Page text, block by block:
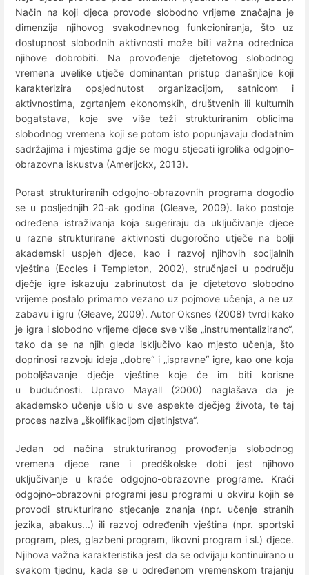
Način na koji djeca provode slobodno vrijeme značajna je
dimenzija njihovog svakodnevnog funkcioniranja, što uz
dostupnost slobodnih aktivnosti može biti važna odrednica
njihove dobrobiti. Na provođenje djetetovog slobodnog
vremena uvelike utječe dominantan pristup današnjice koji
karakterizira opsjednutost organizacijom, satnicom i
aktivnostima, zgrtanjem ekonomskih, društvenih ili kulturnih
bogatstava, koje sve više teži strukturiranim oblicima
slobodnog vremena koji se potom isto popunjavaju dodatnim
sadržajima i mjestima gdje se mogu stjecati igrolika odgojno-
obrazovna iskustva (Amerijckx, 2013).
Porast strukturiranih odgojno-obrazovnih programa dogodio
se u posljednjih 20-ak godina (Gleave, 2009). Iako postoje
određena istraživanja koja sugeriraju da uključivanje djece
u razne strukturirane aktivnosti dugoročno utječe na bolji
akademski uspjeh djece, kao i razvoj njihovih socijalnih
vještina (Eccles i Templeton, 2002), stručnjaci u području
dječje igre iskazuju zabrinutost da je djetetovo slobodno
vrijeme postalo primarno vezano uz pojmove učenja, a ne uz
zabavu i igru (Gleave, 2009). Autor Oksnes (2008) tvrdi kako
je igra i slobodno vrijeme djece sve više „instrumentalizirano“,
tako da se na njih gleda isključivo kao mjesto učenja, što
doprinosi razvoju ideja „dobre“ i „ispravne“ igre, kao one koja
poboljšavanje dječje vještine koje će im biti korisne
u budućnosti. Upravo Mayall (2000) naglašava da je
akademsko učenje ušlo u sve aspekte dječjeg života, te taj
proces naziva „školifikacijom djetinjstva“.
Jedan od načina strukturiranog provođenja slobodnog
vremena djece rane i predškolske dobi jest njihovo
uključivanje u kraće odgojno-obrazovne programe. Kraći
odgojno-obrazovni programi jesu programi u okviru kojih se
provodi strukturirano stjecanje znanja (npr. učenje stranih
jezika, abakus...) ili razvoj određenih vještina (npr. sportski
program, ples, glazbeni program, likovni program i sl.) djece.
Njihova važna karakteristika jest da se odvijaju kontinuirano u
svakom tjednu, kada se u određenom vremenskom trajanju